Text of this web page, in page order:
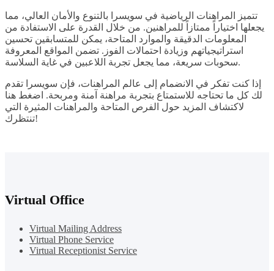
تتميز المراهنات الرياضية في سويسرا بالتنوع والأمان العالي، مما
يجعلها اختياراً ممتازاً للمراهنين. من خلال القدرة على الاستفادة من
المعلومات الدقيقة والموارد المتاحة، يمكن للمتسابقين تحسين
استراتيجياتهم وزيادة احتمالات الفوز. تضمن المواقع المعروفة
سحوبات سريعة، مما يجعل تجربة اللاعبين في غاية السلاسة.
إذا كنت تفكر في الانضمام إلى عالم المراهنات، فإن سويسرا تقدم
لك كل ما تحتاجه للاستمتاع بتجربة مراهنة آمنة ومربحة. اضغط هنا
لاكتشاف المزيد حول الفرص المتاحة والمراهنات المثيرة التي
تنتظرك!
Virtual Office
Virtual Mailing Address
Virtual Phone Service
Virtual Receptionist Service